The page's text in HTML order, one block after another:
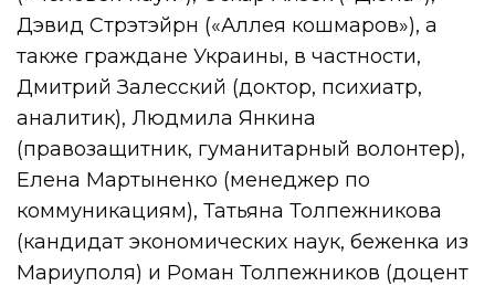
Дэвид Стрэтэйрн («Аллея кошмаров»), а
также граждане Украины, в частности,
Дмитрий Залесский (доктор, психиатр,
аналитик), Людмила Янкина
(правозащитник, гуманитарный волонтер),
Елена Мартыненко (менеджер по
коммуникациям), Татьяна Толпежникова
(кандидат экономических наук, беженка из
Мариуполя) и Роман Толпежников (доцент